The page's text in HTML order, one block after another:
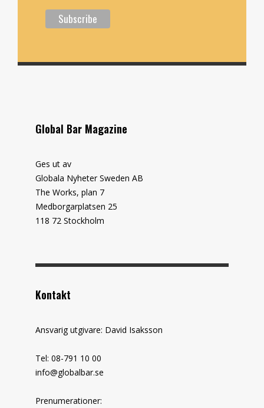
Global Bar Magazine
Ges ut av
Globala Nyheter Sweden AB
The Works, plan 7
Medborgarplatsen 25
118 72 Stockholm
Kontakt
Ansvarig utgivare: David Isaksson
Tel: 08-791 10 00
info@globalbar.se
Prenumerationer: